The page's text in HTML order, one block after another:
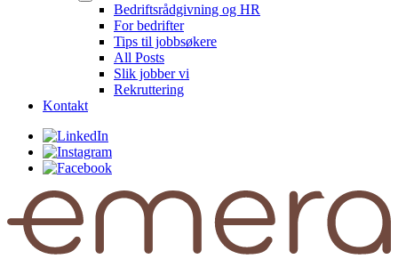
Bedriftsrådgivning og HR
For bedrifter
Tips til jobbsøkere
All Posts
Slik jobber vi
Rekruttering
Kontakt